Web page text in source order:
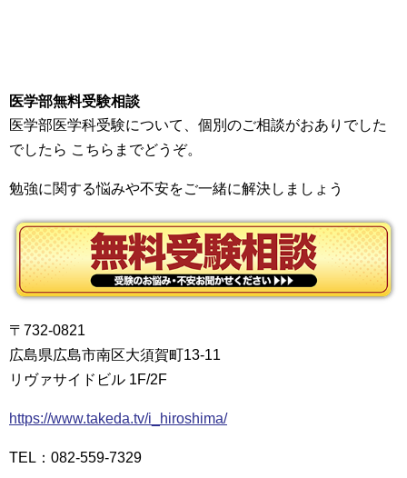
医学部無料受験相談
医学部医学科受験について、個別のご相談がおありでした
でしたら こちらまでどうぞ。
勉強に関する悩みや不安をご一緒に解決しましょう
〒732-0821
広島県広島市南区大須賀町13-11
リヴァサイドビル 1F/2F
https://www.takeda.tv/i_hiroshima/
TEL：082-559-7329